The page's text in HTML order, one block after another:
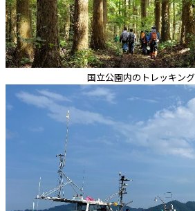
国立公園内のトレッキング